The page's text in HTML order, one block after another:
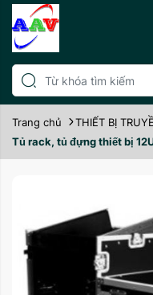
Trang chủ THIẾT BỊ
Tủ rack, tủ đựng thiết bị